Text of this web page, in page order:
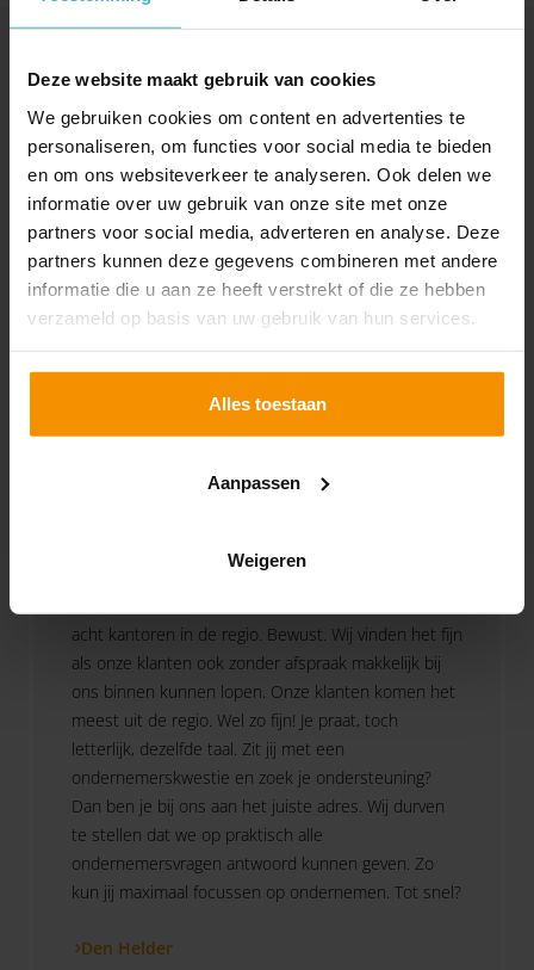
Deze website maakt gebruik van cookies
We gebruiken cookies om content en advertenties te
personaliseren, om functies voor social media te bieden
en om ons websiteverkeer te analyseren. Ook delen we
informatie over uw gebruik van onze site met onze
partners voor social media, adverteren en analyse. Deze
partners kunnen deze gegevens combineren met andere
informatie die u aan ze heeft verstrekt of die ze hebben
verzameld op basis van uw gebruik van hun services.
Alles toestaan
Aanpassen
Weigeren
stap!
Blijf op de hoogte en volg
Omnyacc op LinkedIn
OMNYACC OP LINKEDIN
VOLGEN
Al ruim 2.000 ondernemers gingen je voor
Als Omnyacc zijn we altijd in de buurt. Grote kans
dat je ons zelfs bij jou om de hoek vindt, want wij
acht kantoren in de regio. Bewust. Wij vinden het fijn
als onze klanten ook zonder afspraak makkelijk bij
ons binnen kunnen lopen. Onze klanten komen het
meest uit de regio. Wel zo fijn! Je praat, toch
letterlijk, dezelfde taal. Zit jij met een
ondernemerskwestie en zoek je ondersteuning?
Dan ben je bij ons aan het juiste adres. Wij durven
te stellen dat we op praktisch alle
ondernemersvragen antwoord kunnen geven. Zo
kun jij maximaal focussen op ondernemen. Tot snel?
Den Helder